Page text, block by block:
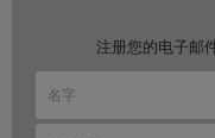
注册您的电子邮